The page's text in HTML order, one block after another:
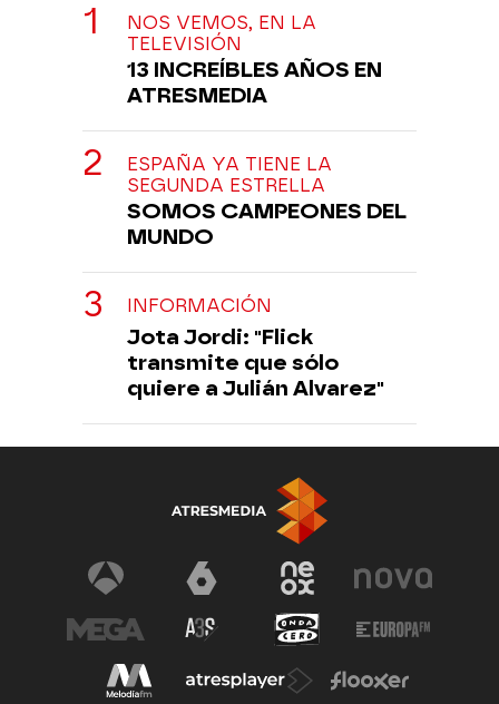
NOS VEMOS, EN LA
TELEVISIÓN
13 INCREÍBLES AÑOS EN
ATRESMEDIA
ESPAÑA YA TIENE LA
SEGUNDA ESTRELLA
SOMOS CAMPEONES DEL
MUNDO
INFORMACIÓN
Jota Jordi: "Flick
transmite que sólo
quiere a Julián Alvarez"